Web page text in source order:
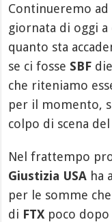
Continueremo
giornata di oggi
quanto sta
se ci fosse SBF
che riteniamo
per il momento,
colpo di scena del
Nel frattempo
Giustizia USA ha
per le somme
di FTX poco